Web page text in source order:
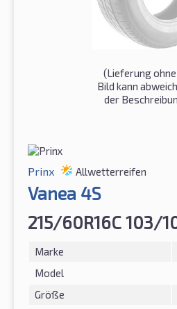
(Lieferung
Bild kann
der
Prinx Allwetterreifen
Vanea 4S
215/60R16C 103/
Marke
Model
Größe